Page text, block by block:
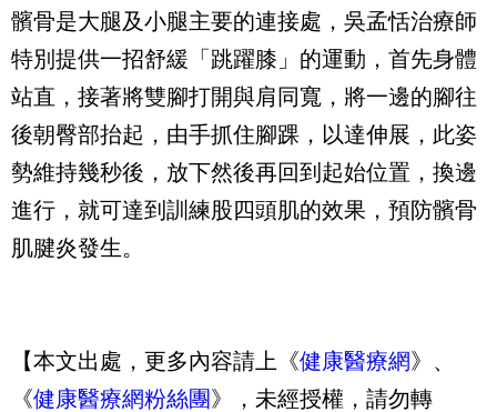
髕骨是大腿及小腿主要的連接處，吳孟恬治療師
特別提供一招舒緩「跳躍膝」的運動，首先身體
站直，接著將雙腳打開與肩同寬，將一邊的腳往
後朝臀部抬起，由手抓住腳踝，以達伸展，此姿
勢維持幾秒後，放下然後再回到起始位置，換邊
進行，就可達到訓練股四頭肌的效果，預防髕骨
肌腱炎發生。
【本文出處，更多內容請上《健康醫療網》、
《健康醫療網粉絲團》，未經授權，請勿轉